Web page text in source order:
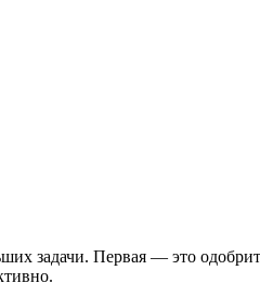
задачи. Первая — это